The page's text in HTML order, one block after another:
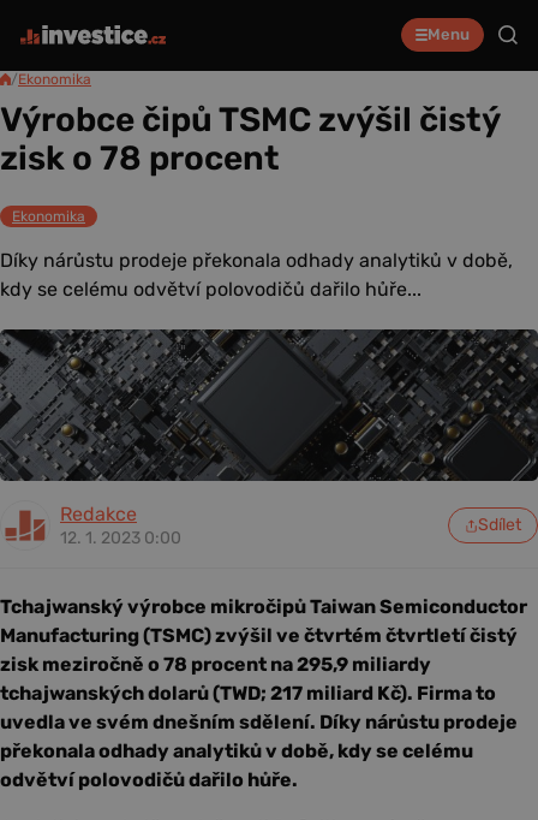
Menu
/Ekonomika
Výrobce čipů TSMC zvýšil čistý
zisk o 78 procent
Ekonomika
Díky nárůstu prodeje překonala odhady analytiků v době,
kdy se celému odvětví polovodičů dařilo hůře...
Redakce
12. 1. 2023 0:00
Sdílet
Tchajwanský výrobce mikročipů Taiwan Semiconductor
Manufacturing (TSMC) zvýšil ve čtvrtém čtvrtletí čistý
zisk meziročně o 78 procent na 295,9 miliardy
tchajwanských dolarů (TWD; 217 miliard Kč). Firma to
uvedla ve svém dnešním sdělení. Díky nárůstu prodeje
překonala odhady analytiků v době, kdy se celému
odvětví polovodičů dařilo hůře.